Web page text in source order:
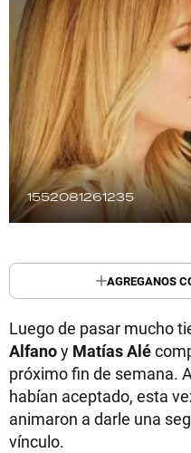
1552081261235
AGREGANOS
Luego de pasar mucho
Alfanoy Matías Alé
próximo fin de semana.
habían aceptado, esta
animaron a darle una
vínculo.
RECETAS
PALABRAS
HORÓSCOPO
Seguinos